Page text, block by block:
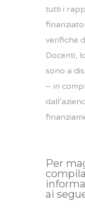
tutti i
verifiche
Docenti,
sono a
– in
Per
ai